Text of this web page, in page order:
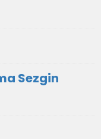
Sezgin